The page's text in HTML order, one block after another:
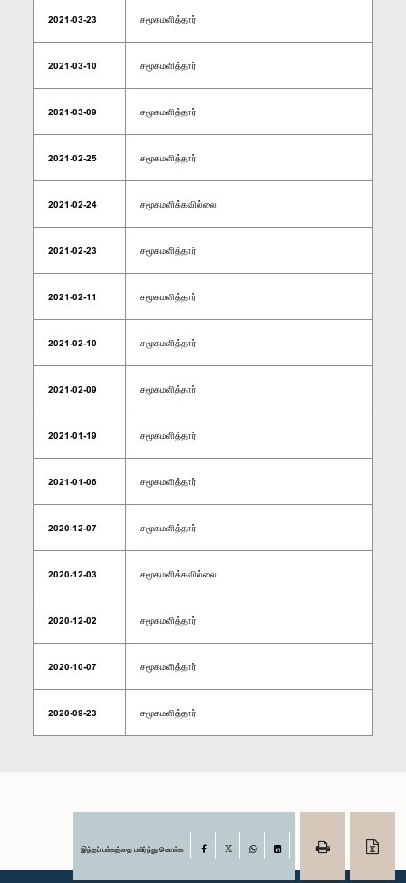
2021-03-23 சமூகமளித்தார்
2021-03-10 சமூகமளித்தார்
2021-03-09 சமூகமளித்தார்
2021-02-25 சமூகமளித்தார்
2021-02-24 சமூகமளிக்கவில்லை
2021-02-23 சமூகமளித்தார்
2021-02-11 சமூகமளித்தார்
2021-02-10 சமூகமளித்தார்
2021-02-09 சமூகமளித்தார்
2021-01-19 சமூகமளித்தார்
2021-01-06 சமூகமளித்தார்
2020-12-07 சமூகமளித்தார்
2020-12-03 சமூகமளிக்கவில்லை
2020-12-02 சமூகமளித்தார்
2020-10-07 சமூகமளித்தார்
2020-09-23 சமூகமளித்தார்
இந்தப் பக்கத்தை பகிர்ந்து கொள்க Facebook